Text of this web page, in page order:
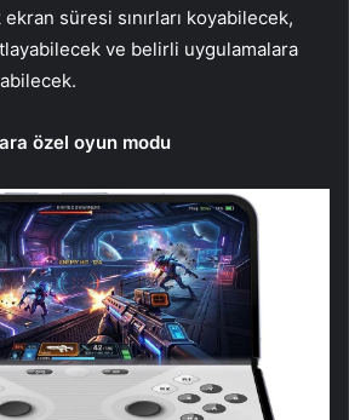
süresi sınırları koyabilecek,
ve belirli uygulamalara
özel oyun modu